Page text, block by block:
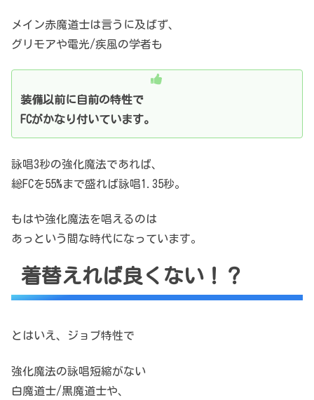
メイン赤魔道士は言うに及ばず、
グリモアや電光/疾風の学者も
装備以前に自前の特性で
FCがかなり付いています。
詠唱3秒の強化魔法であれば、
総FCを55%まで盛れば詠唱1.35秒。
もはや強化魔法を唱えるのは
あっという間な時代になっています。
着替えれば良くない！？
とはいえ、ジョブ特性で
強化魔法の詠唱短縮がない
白魔道士/黒魔道士や、